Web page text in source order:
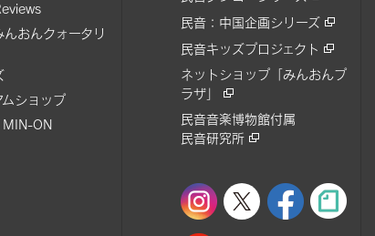
おんクォータリ
ムショップ
ON
民音：中国企画シリーズ
民音キッズプロジェクト
ネットショップ「みんおんプ
ラザ」
民音音楽博物館付属
民音研究所